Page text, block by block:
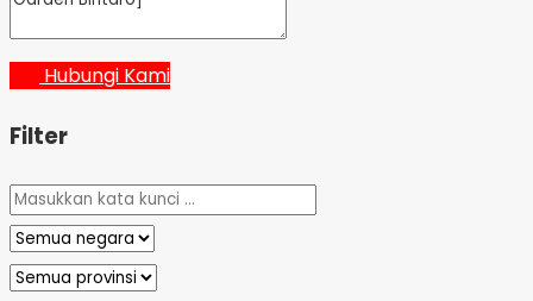
Hubungi Kami
Filter